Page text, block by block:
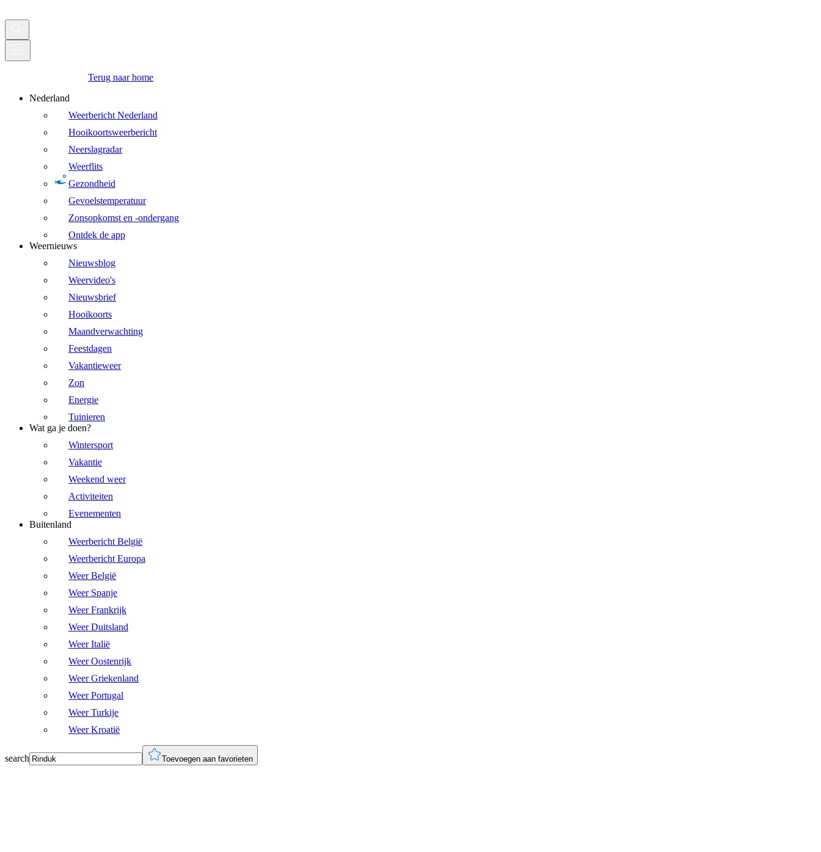
Terug naar home
Nederland
Weerbericht Nederland
Hooikoortsweerbericht
Neerslagradar
Weerflits
Gezondheid
Gevoelstemperatuur
Zonsopkomst en -ondergang
Ontdek de app
Weernieuws
Nieuwsblog
Weervideo's
Nieuwsbrief
Hooikoorts
Maandverwachting
Feestdagen
Vakantieweer
Zon
Energie
Tuinieren
Wat ga je doen?
Wintersport
Vakantie
Weekend weer
Activiteiten
Evenementen
Buitenland
Weerbericht België
Weerbericht Europa
Weer België
Weer Spanje
Weer Frankrijk
Weer Duitsland
Weer Italië
Weer Oostenrijk
Weer Griekenland
Weer Portugal
Weer Turkije
Weer Kroatië
search Toevoegen aan favorieten